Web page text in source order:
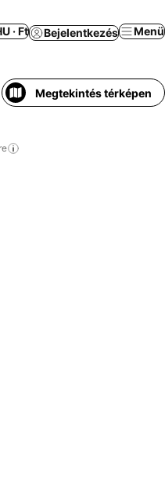
· Ft Bejelentkezés Menü
Strand Apartmanhotel
Megtekintés térképen